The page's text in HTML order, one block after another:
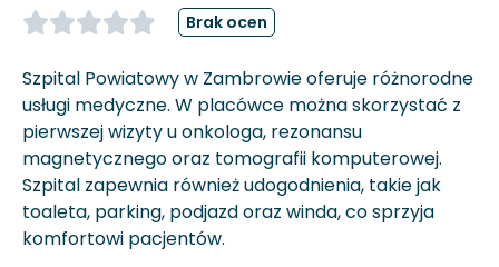
Brak ocen
Szpital Powiatowy w Zambrowie oferuje różnorodne
usługi medyczne. W placówce można skorzystać z
pierwszej wizyty u onkologa, rezonansu
magnetycznego oraz tomografii komputerowej.
Szpital zapewnia również udogodnienia, takie jak
toaleta, parking, podjazd oraz winda, co sprzyja
komfortowi pacjentów.